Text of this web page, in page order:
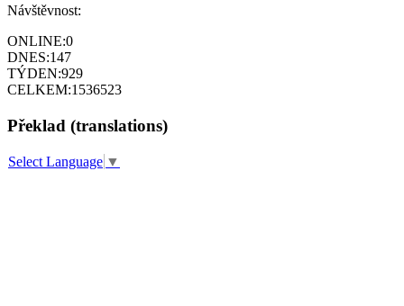
Návštěvnost:
ONLINE:0
DNES:147
TÝDEN:929
CELKEM:1536523
Překlad (translations)
Select Language ▼